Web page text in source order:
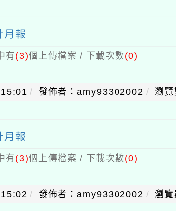
月報
有(3)個上傳檔案 / 下載次數(0)
發佈者：amy93302002 瀏
月報
有(3)個上傳檔案 / 下載次數(0)
發佈者：amy93302002 瀏